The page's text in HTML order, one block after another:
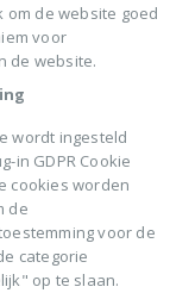
de website goed
voor
de website.
wordt ingesteld
in GDPR Cookie
cookies worden
de
voor de
categorie
op te slaan.